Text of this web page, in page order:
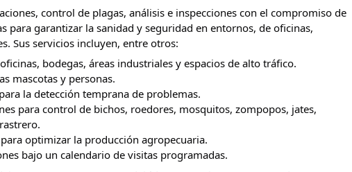
control de plagas, análisis e inspecciones con el compromiso de
para garantizar la sanidad y seguridad en entornos, de oficinas,
Sus servicios incluyen, entre otros:
bodegas, áreas industriales y espacios de alto tráfico.
mascotas y personas.
la detección temprana de problemas.
para control de bichos, roedores, mosquitos, zompopos, jates,
optimizar la producción agropecuaria.
bajo un calendario de visitas programadas.